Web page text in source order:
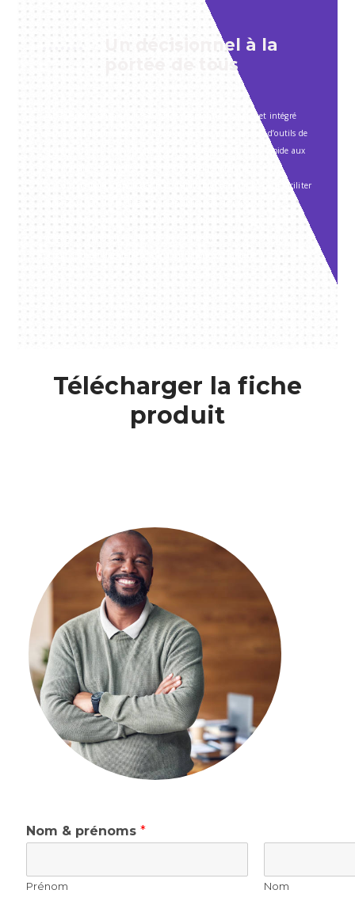
Un décisionnel à la
portée de tous
Vous disposez d’un environnement décisionnel complet et intégré
permettant la mise en place d’indicateurs de performance, d’outils de
pilotage adaptés à chaque profil utilisateur pour un accès rapide aux
tableaux de bord, d’indicateurs et d’états prêts à l’emploi pour faciliter
l’appropriation du pilotage, d’une publication de rapports et
d’indicateurs à travers le portail Web ou directement depuis votre
portail ou bien directement sur smartphone ou tablette.
Télécharger la fiche
produit
Nom & prénoms*
Prénom Nom